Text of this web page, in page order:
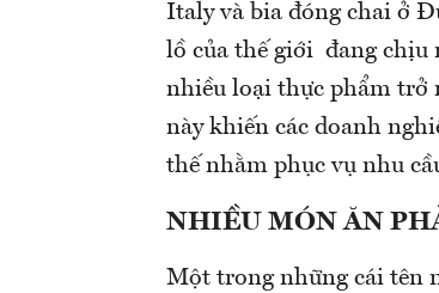
Italy và bia đóng chai ở
lồ của thế giới đang chịu
nhiều loại thực phẩm trở
này khiến các doanh
thế nhằm phục vụ nhu
NHIỀU MÓN ĂN
Một trong những cái tên